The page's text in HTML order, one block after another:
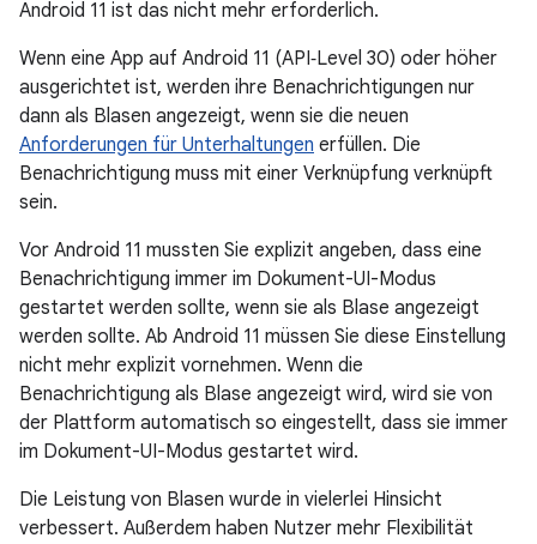
Android 11 ist das nicht mehr erforderlich.
Wenn eine App auf Android 11 (API‑Level 30) oder höher
ausgerichtet ist, werden ihre Benachrichtigungen nur
dann als Blasen angezeigt, wenn sie die neuen
Anforderungen für Unterhaltungen erfüllen. Die
Benachrichtigung muss mit einer Verknüpfung verknüpft
sein.
Vor Android 11 mussten Sie explizit angeben, dass eine
Benachrichtigung immer im Dokument-UI-Modus
gestartet werden sollte, wenn sie als Blase angezeigt
werden sollte. Ab Android 11 müssen Sie diese Einstellung
nicht mehr explizit vornehmen. Wenn die
Benachrichtigung als Blase angezeigt wird, wird sie von
der Plattform automatisch so eingestellt, dass sie immer
im Dokument-UI-Modus gestartet wird.
Die Leistung von Blasen wurde in vielerlei Hinsicht
verbessert. Außerdem haben Nutzer mehr Flexibilität